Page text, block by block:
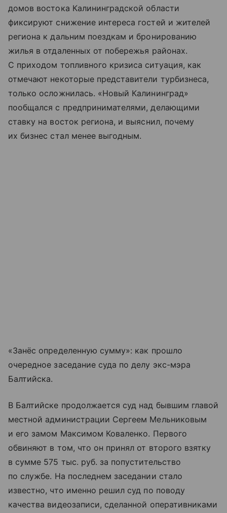
домов востока Калининградской области
фиксируют снижение интереса гостей и жителей
региона к дальним поездкам и бронированию
жилья в отдаленных от побережья районах.
С приходом топливного кризиса ситуация, как
отмечают некоторые представители турбизнеса,
только осложнилась. «Новый Калининград»
пообщался с предпринимателями, делающими
ставку на восток региона, и выяснил, почему
их бизнес стал менее выгодным.
«Занёс определенную сумму»: как прошло
очередное заседание суда по делу экс-мэра
Балтийска.
В Балтийске продолжается суд над бывшим главой
местной администрации Сергеем Мельниковым
и его замом Максимом Коваленко. Первого
обвиняют в том, что он принял от второго взятку
в сумме 575 тыс. руб. за попустительство
по службе. На последнем заседании стало
известно, что именно решил суд по поводу
качества видеозаписи, сделанной оперативниками